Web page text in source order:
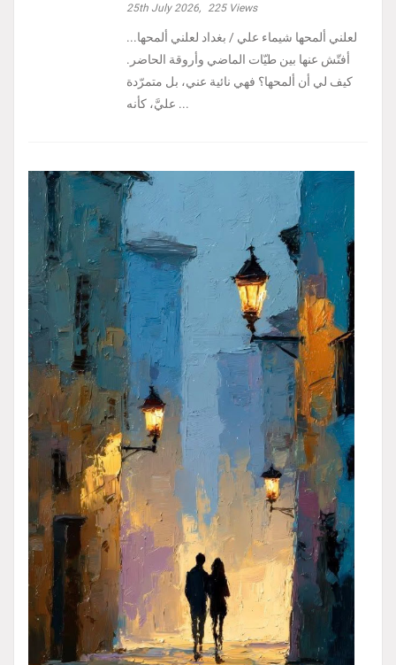
25th July 2026, 225Views
لعلني ألمحها شيماء علي / بغداد لعلني ألمحها...
أفتّش عنها بين طيّات الماضي وأروقة الحاضر.
كيف لي أن ألمحها؟ فهي نائية عني، بل متمرّدة
عليَّ، كأنه ...